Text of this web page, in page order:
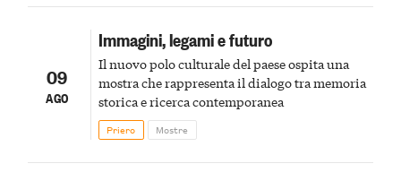
09
AGO
Immagini, legami e futuro
Il nuovo polo culturale del paese ospita una
mostra che rappresenta il dialogo tra memoria
storica e ricerca contemporanea
Priero Mostre